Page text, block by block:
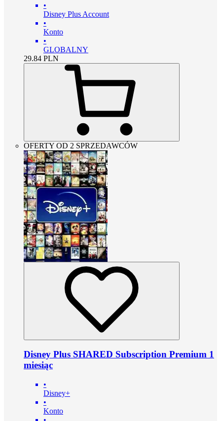
•
Disney Plus Account
•
Konto
•
GLOBALNY
29.84 PLN
OFERTY OD 2 SPRZEDAWCÓW
Disney Plus SHARED Subscription Premium 1
miesiąc
•
Disney+
•
Konto